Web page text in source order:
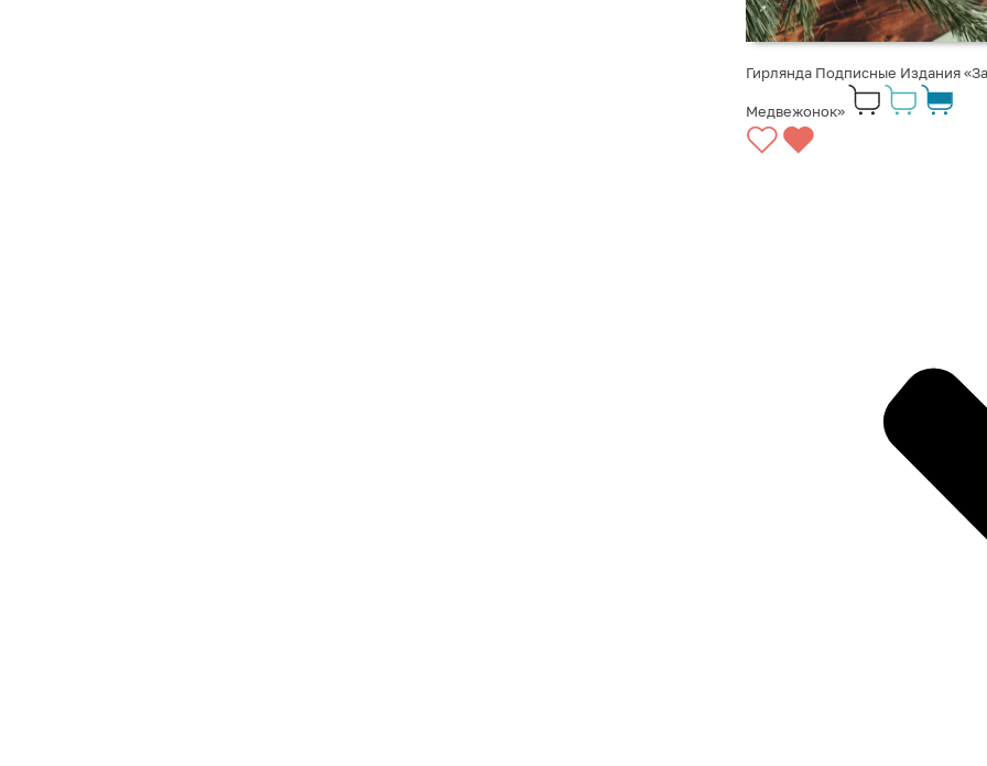
Гирлянда Подписные Издания
Медвежонок»